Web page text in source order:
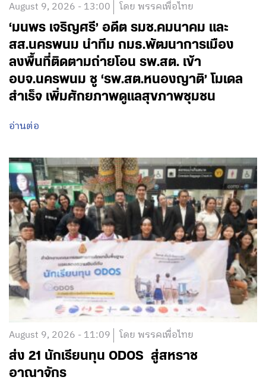
August 9, 2026 - 13:00 โดย พรรคเพื่อไทย
‘มนพร เจริญศรี’ อดีต รมช.คมนาคม และ
สส.นครพนม นำทีม กมธ.พัฒนาการเมือง
ลงพื้นที่ติดตามถ่ายโอน รพ.สต. เข้า
อบจ.นครพนม ชู ‘รพ.สต.หนองญาติ’ โมเดล
สำเร็จ เพิ่มศักยภาพดูแลสุขภาพชุมชน
อ่านต่อ
August 9, 2026 - 11:09 โดย พรรคเพื่อไทย
ส่ง 21 นักเรียนทุน ODOS สู่สหราช
อาณาจักร